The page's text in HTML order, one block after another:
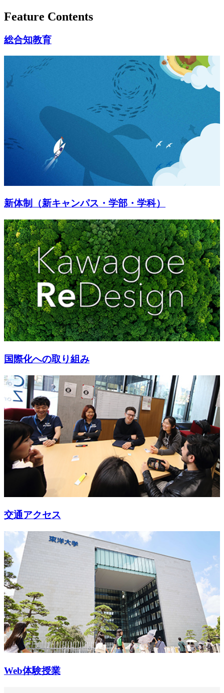
Feature Contents
総合知教育
新体制（新キャンパス・学部・学科）
国際化への取り組み
交通アクセス
Web体験授業